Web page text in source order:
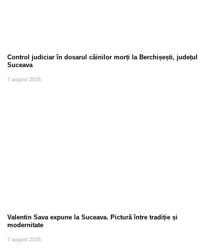
Control judiciar în dosarul câinilor morți la Berchișești, județul
Suceava
7 august 2026
Valentin Sava expune la Suceava. Pictură între tradiție și
modernitate
7 august 2026